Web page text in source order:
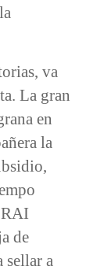
va
La gran
en
la
de
sellar a